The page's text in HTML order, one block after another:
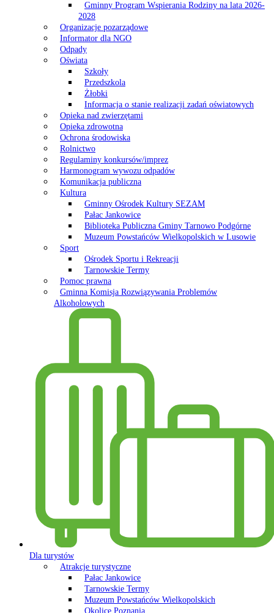
Gminny Program Wspierania Rodziny na lata 2026-
2028
Organizacje pozarządowe
Informator dla NGO
Odpady
Oświata
Szkoły
Przedszkola
Żłobki
Informacja o stanie realizacji zadań oświatowych
Opieka nad zwierzętami
Opieka zdrowotna
Ochrona środowiska
Rolnictwo
Regulaminy konkursów/imprez
Harmonogram wywozu odpadów
Komunikacja publiczna
Kultura
Gminny Ośrodek Kultury SEZAM
Pałac Jankowice
Biblioteka Publiczna Gminy Tarnowo Podgórne
Muzeum Powstańców Wielkopolskich w Lusowie
Sport
Ośrodek Sportu i Rekreacji
Tarnowskie Termy
Pomoc prawna
Gminna Komisja Rozwiązywania Problemów
Alkoholowych
Dla turystów
Atrakcje turystyczne
Pałac Jankowice
Tarnowskie Termy
Muzeum Powstańców Wielkopolskich
Okolice Poznania